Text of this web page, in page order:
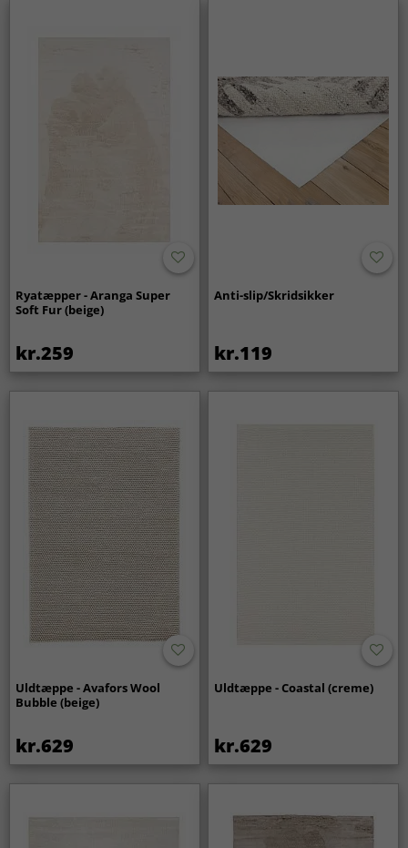
Ryatæpper - Aranga Super
Soft Fur (beige)
kr.259
Anti-slip/Skridsikker
kr.119
Uldtæppe - Avafors Wool
Bubble (beige)
kr.629
Uldtæppe - Coastal (creme)
kr.629